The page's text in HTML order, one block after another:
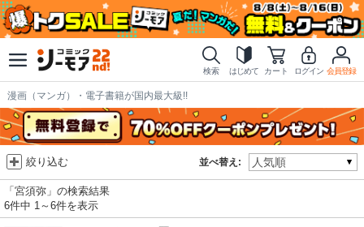
検索 はじめて カート ログイン 会員登録
漫画（マンガ）・電子書籍が国内最大級!!
並べ替え:
絞り込む
「宮須弥」の検索結果
6件中 1～6件を表示